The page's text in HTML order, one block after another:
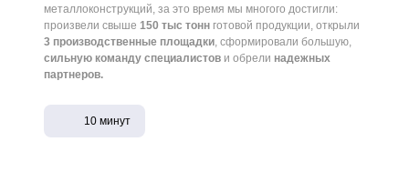
металлоконструкций, за это время мы многого достигли:
произвели свыше 150 тыс тонн готовой продукции, открыли
3 производственные площадки, сформировали большую,
сильную команду специалистов и обрели надежных
партнеров.
10 минут